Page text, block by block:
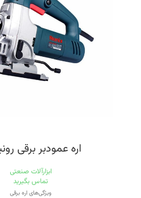
قابلیت کنترل سرعت
ظرفیت برش در چوب
اره عمودبر برقی
ابزارآلات صنعتی
تماس بگیرید
ویژگی‌های اره برقی